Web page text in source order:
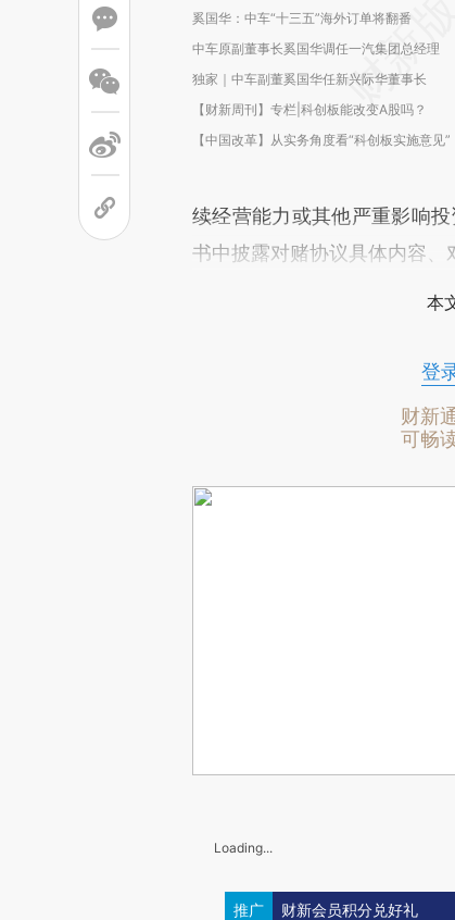
奚国华：中车“十三五”海外订单将翻番
中车原副董事长奚国华调任一汽集团总经理
独家｜中车副董奚国华任新兴际华董事长
【财新周刊】专栏|科创板能改变A股吗？
【中国改革】从实务角度看“科创板实施意见”
续经营能力或其他严重影响
书中披露对赌协议具体内容、
本
登
财新
可畅
Loading...
推广 财新会员积分兑好礼